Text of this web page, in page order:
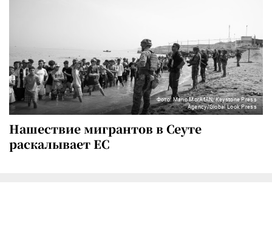
Фото: Mario MorAfAN/Keystone Press
Agency/Global Look Press
Нашествие мигрантов в Сеуте
раскалывает ЕС